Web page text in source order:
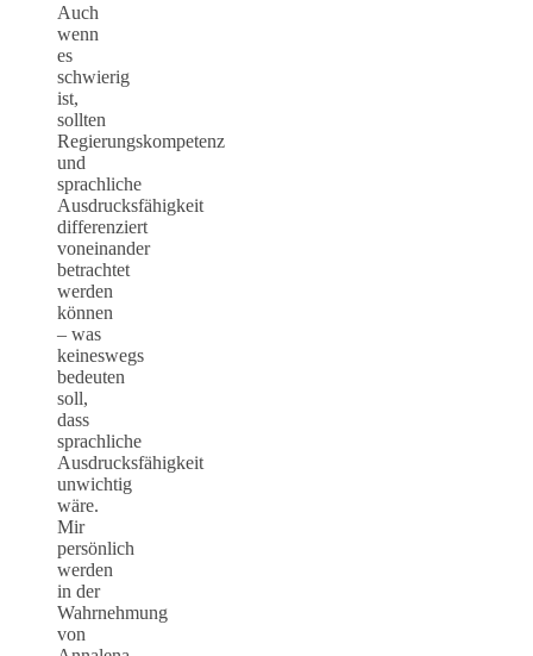
Auch
wenn
es
schwierig
ist,
sollten
Regierungskompetenz
und
sprachliche
Ausdrucksfähigkeit
differenziert
voneinander
betrachtet
werden
können
– was
keineswegs
bedeuten
soll,
dass
sprachliche
Ausdrucksfähigkeit
unwichtig
wäre.
Mir
persönlich
werden
in der
Wahrnehmung
von